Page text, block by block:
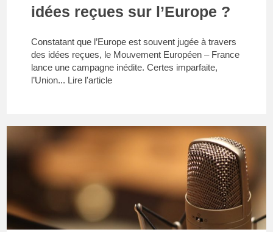
idées reçues sur l’Europe ?
Constatant que l’Europe est souvent jugée à travers
des idées reçues, le Mouvement Européen – France
lance une campagne inédite. Certes imparfaite,
l’Union... Lire l'article